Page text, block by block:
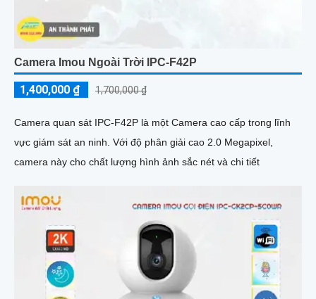
Camera Imou Ngoài Trời IPC-F42P
1,400,000 ₫ 1,700,000 ₫
Camera quan sát IPC-F42P là một Camera cao cấp trong lĩnh
vực giám sát an ninh. Với độ phân giải cao 2.0 Megapixel,
camera này cho chất lượng hình ảnh sắc nét và chi tiết